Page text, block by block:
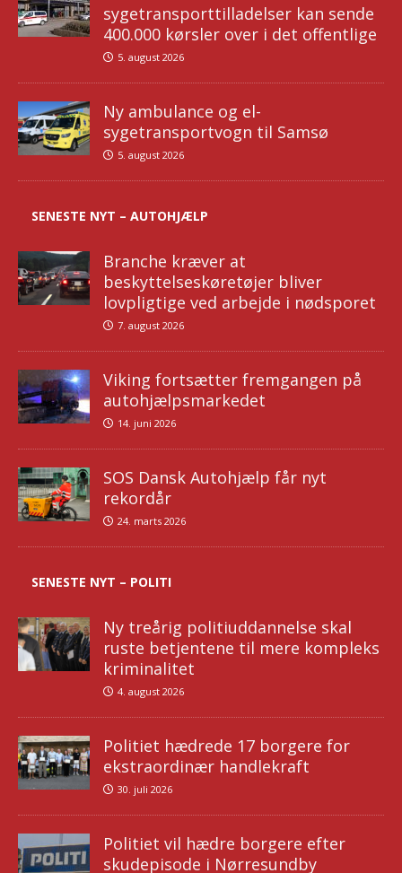
sygetransporttilladelser kan sende
400.000 kørsler over i det offentlige
5. august 2026
Ny ambulance og el-
sygetransportvogn til Samsø
5. august 2026
SENESTE NYT – AUTOHJÆLP
Branche kræver at
beskyttelseskøretøjer bliver
lovpligtige ved arbejde i nødsporet
7. august 2026
Viking fortsætter fremgangen på
autohjælpsmarkedet
14. juni 2026
SOS Dansk Autohjælp får nyt
rekordår
24. marts 2026
SENESTE NYT – POLITI
Ny treårig politiuddannelse skal
ruste betjentene til mere kompleks
kriminalitet
4. august 2026
Politiet hædrede 17 borgere for
ekstraordinær handlekraft
30. juli 2026
Politiet vil hædre borgere efter
skudepisode i Nørresundby